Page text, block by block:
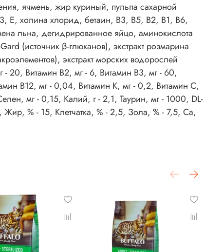
ячмень, жир куриный, пульпа сахарной
Е, холина хлорид, бетаин, В3, В5, В2, В1, В6,
льна, дегидрированное яйцо, аминокислота
(источник β-глюканов), экстракт розмарина
экстракт морских водорослей
20, Витамин B2, мг - 6, Витамин В3, мг - 60,
В12, мг - 0,04, Витамин K, мг - 0,2, Витамин C,
мг - 0,15, Калий, г - 2,1, Таурин, мг - 1000, DL-
% - 15, Клетчатка, % - 2,5, Зола, % - 7,5, Ca,